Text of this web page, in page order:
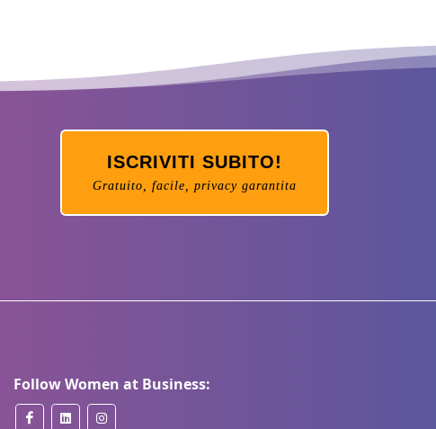
ISCRIVITI SUBITO!
Gratuito, facile, privacy garantita
Follow Women at Business: